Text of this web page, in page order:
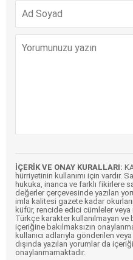
İÇERİK VE ONAY KURALLARI:
hürriyetinin kullanımı için vardır.
hukuka, inanca ve farklı fikirlere
değerler çerçevesinde yazılan
imla kalitesi gazete kadar
küfür, rencide edici cümleler veya
Türkçe karakter kullanılmayan ve
içeriğine bakılmaksızın
kullanıcı adlarıyla gönderilen
dışında yazılan yorumlar da
onaylanmamaktadır.